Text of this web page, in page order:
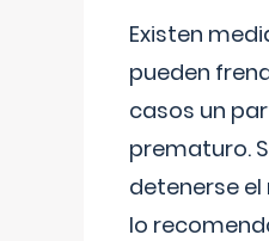
Existen
pueden
casos un
prematuro.
detenerse
lo